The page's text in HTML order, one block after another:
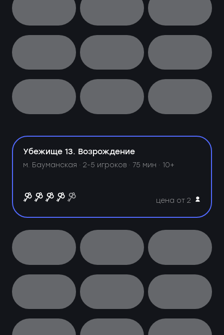
Убежище 13. Возрождение
м. Бауманская ·2-5 игроков · 75 мин · 10+
цена от 2